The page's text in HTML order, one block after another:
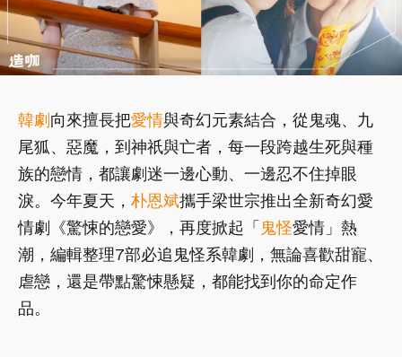
韓劇 向來擅長把愛情與奇幻元素結合，從鬼魂、九
尾狐、惡魔，到神祇與亡者，每一段跨越生死與種
族的戀情，都讓劇迷一邊心動、一邊忍不住掉眼
淚。今年夏天， 朴恩斌攜手梁世宗推出全新奇幻愛
情劇《驚悚的戀愛》，再度掀起「 鬼怪愛情」熱
潮，編輯整理7部必追鬼怪系韓劇，無論喜歡甜寵、
虐戀，還是帶點驚悚懸疑，都能找到你的命定作
品。